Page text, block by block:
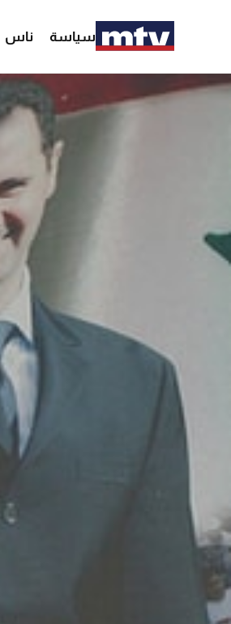
سياسة ناس